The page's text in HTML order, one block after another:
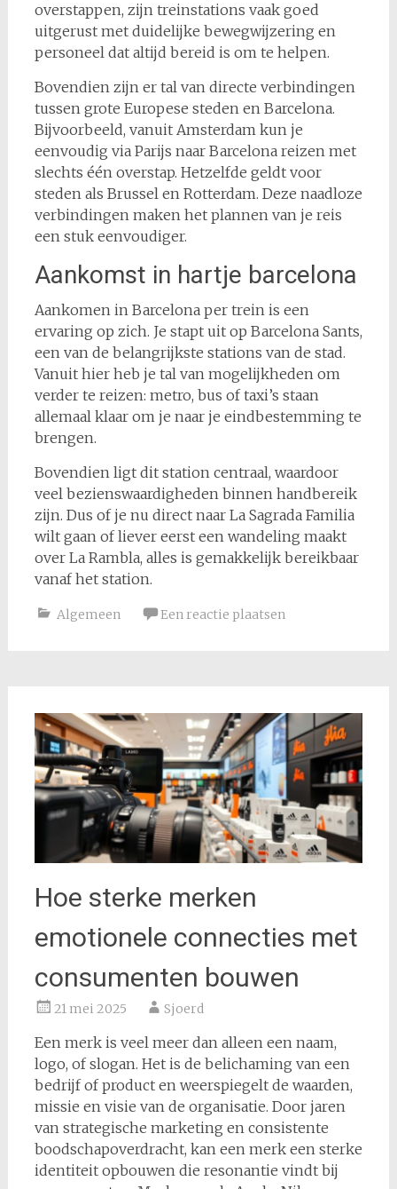
overstappen, zijn treinstations vaak goed
uitgerust met duidelijke bewegwijzering en
personeel dat altijd bereid is om te helpen.
Bovendien zijn er tal van directe verbindingen
tussen grote Europese steden en Barcelona.
Bijvoorbeeld, vanuit Amsterdam kun je
eenvoudig via Parijs naar Barcelona reizen met
slechts één overstap. Hetzelfde geldt voor
steden als Brussel en Rotterdam. Deze naadloze
verbindingen maken het plannen van je reis
een stuk eenvoudiger.
Aankomst in hartje barcelona
Aankomen in Barcelona per trein is een
ervaring op zich. Je stapt uit op Barcelona Sants,
een van de belangrijkste stations van de stad.
Vanuit hier heb je tal van mogelijkheden om
verder te reizen: metro, bus of taxi’s staan
allemaal klaar om je naar je eindbestemming te
brengen.
Bovendien ligt dit station centraal, waardoor
veel bezienswaardigheden binnen handbereik
zijn. Dus of je nu direct naar La Sagrada Familia
wilt gaan of liever eerst een wandeling maakt
over La Rambla, alles is gemakkelijk bereikbaar
vanaf het station.
Algemeen Een reactie plaatsen
Hoe sterke merken
emotionele connecties met
consumenten bouwen
21 mei 2025 Sjoerd
Een merk is veel meer dan alleen een naam,
logo, of slogan. Het is de belichaming van een
bedrijf of product en weerspiegelt de waarden,
missie en visie van de organisatie. Door jaren
van strategische marketing en consistente
boodschapoverdracht, kan een merk een sterke
identiteit opbouwen die resonantie vindt bij